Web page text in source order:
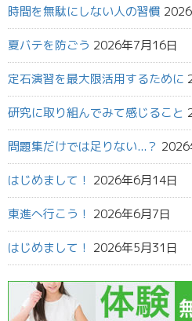
時間を無駄にしない人の習慣
夏バテを防ごう 2026年7月16日
定石演習を最大限活用するために
研究に取り組んでみて感じること
問題集だけでは足りない...？ 2026
はじめまして！ 2026年6月14日
東進へ行こう！ 2026年6月7日
はじめまして！ 2026年5月31日